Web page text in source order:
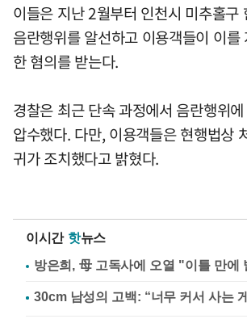
이들은 지난 2월부터 인천시 미추홀구
음란행위를 알선하고 이용객들이 이를
한 혐의를 받는다.
경찰은 최근 단속 과정에서 음란행위
압수했다. 다만, 이용객들은 현행법상
귀가 조치했다고 밝혔다.
이시간 핫뉴스
방은희, 母 고독사에 오열 "이틀 만에